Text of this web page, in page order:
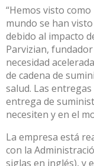
“Hemos visto
mundo se han
debido al impacto
Parvizian,
necesidad
de cadena de
salud. Las
entrega de
necesiten y en el
La empresa está
con la
siglas en inglés), y